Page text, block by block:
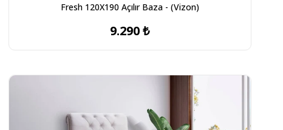
Fresh 120X190 Açılır Baza - (Vizon)
9.290 ₺